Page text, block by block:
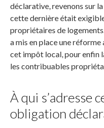
déclarative, revenons sur la
cette dernière était
propriétaires de
a mis en place une
cet impôt local, pour enfin
les contribuables
À qui s’adresse
obligation